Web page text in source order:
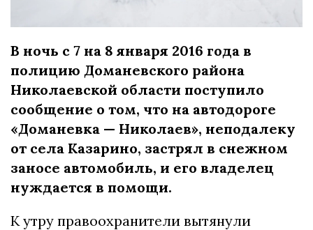
В ночь с 7 на 8 января 2016 года в
полицию Доманевского района
Николаевской области поступило
сообщение о том, что на автодороге
«Доманевка — Николаев», неподалеку
от села Казарино, застрял в снежном
заносе автомобиль, и его владелец
нуждается в помощи.
К утру правоохранители вытянули